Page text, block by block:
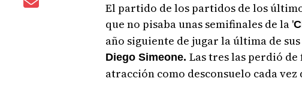
El partido de los partidos de los
que no pisaba unas semifinales de la '
año siguiente de jugar la última de
Diego Simeone. Las tres las perdió
atracción como desconsuelo cada